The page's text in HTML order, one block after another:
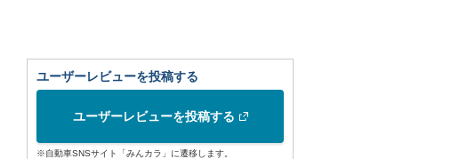
ユーザーレビューを投稿する
ユーザーレビューを投稿する
※自動車SNSサイト「みんカラ」に遷移します。